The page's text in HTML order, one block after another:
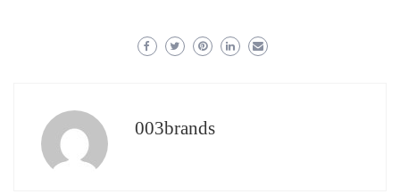
003brands